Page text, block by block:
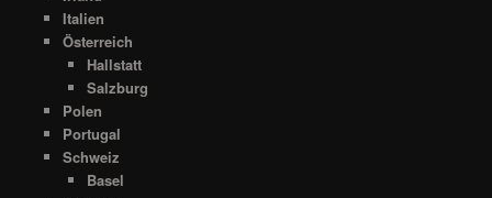
Italien
Österreich
Hallstatt
Salzburg
Polen
Portugal
Schweiz
Basel